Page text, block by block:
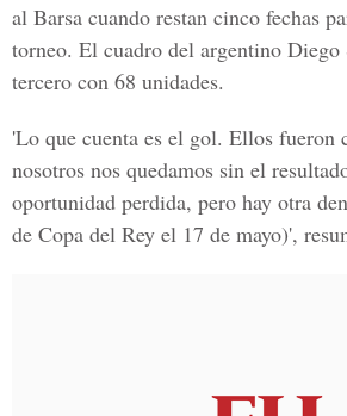
al Barsa cuando restan cinco fechas
torneo. El cuadro del argentino Diego
tercero con 68 unidades.
'Lo que cuenta es el gol. Ellos fueron
nosotros nos quedamos sin el
oportunidad perdida, pero hay otra
de Copa del Rey el 17 de mayo)',